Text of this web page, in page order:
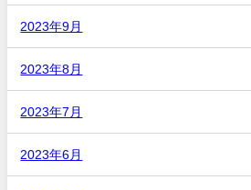
2023年9月
2023年8月
2023年7月
2023年6月